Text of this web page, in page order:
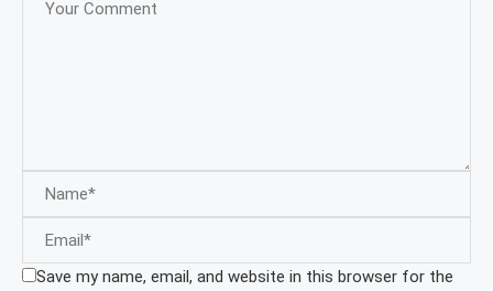
Save my name, email, and website in this browser for the